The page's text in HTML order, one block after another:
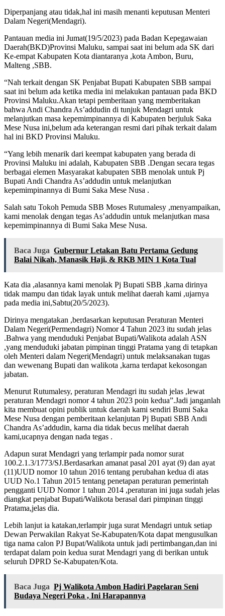
Diperpanjang atau tidak,hal ini masih menanti keputusan Menteri
Dalam Negeri(Mendagri).
Pantauan media ini Jumat(19/5/2023) pada Badan Kepegawaian
Daerah(BKD)Provinsi Maluku, sampai saat ini belum ada SK dari
Ke-empat Kabupaten Kota diantaranya ,kota Ambon, Buru,
Malteng ,SBB.
“Nah terkait dengan SK Penjabat Bupati Kabupaten SBB sampai
saat ini belum ada ketika media ini melakukan pantauan pada BKD
Provinsi Maluku.Akan tetapi pemberitaan yang memberitakan
bahwa Andi Chandra As’addudin di tunjuk Mendagri untuk
melanjutkan masa kepemimpinannya di Kabupaten berjuluk Saka
Mese Nusa ini,belum ada keterangan resmi dari pihak terkait dalam
hal ini BKD Provinsi Maluku.
“Yang lebih menarik dari keempat kabupaten yang berada di
Provinsi Maluku ini adalah, Kabupaten SBB .Dengan secara tegas
berbagai elemen Masyarakat kabupaten SBB menolak untuk Pj
Bupati Andi Chandra As’addudin untuk melanjutkan
kepemimpinannya di Bumi Saka Mese Nusa .
Salah satu Tokoh Pemuda SBB Moses Rutumalesy ,menyampaikan,
kami menolak dengan tegas As’addudin untuk melanjutkan masa
kepemimpinannya di Bumi Saka Mese Nusa.
Baca Juga Gubernur Letakan Batu Pertama Gedung
Balai Nikah, Manasik Haji, & RKB MIN 1 Kota Tual
Kata dia ,alasannya kami menolak Pj Bupati SBB ,karna dirinya
tidak mampu dan tidak layak untuk melihat daerah kami ,ujarnya
pada media ini,Sabtu(20/5/2023).
Dirinya mengatakan ,berdasarkan keputusan Peraturan Menteri
Dalam Negeri(Permendagri) Nomor 4 Tahun 2023 itu sudah jelas
.Bahwa yang menduduki Penjabat Bupati/Walikota adalah ASN
,yang menduduki jabatan pimpinan tinggi Pratama yang di tetapkan
oleh Menteri dalam Negeri(Mendagri) untuk melaksanakan tugas
dan wewenang Bupati dan walikota ,karna terdapat kekosongan
jabatan.
Menurut Rutumalesy, peraturan Mendagri itu sudah jelas ,lewat
peraturan Mendagri nomor 4 tahun 2023 poin kedua”.Jadi janganlah
kita membuat opini publik untuk daerah kami sendiri Bumi Saka
Mese Nusa dengan pemberitaan kelanjutan Pj Bupati SBB Andi
Chandra As’addudin, karna dia tidak becus melihat daerah
kami,ucapnya dengan nada tegas .
Adapun surat Mendagri yang terlampir pada nomor surat
100.2.1.3/1773/SJ.Berdasarkan amanat pasal 201 ayat (9) dan ayat
(11)UUD nomor 10 tahun 2016 tentang perubahan kedua di atas
UUD No.1 Tahun 2015 tentang penetapan peraturan pemerintah
pengganti UUD Nomor 1 tahun 2014 ,peraturan ini juga sudah jelas
diangkat penjabat Bupati/Walikota berasal dari pimpinan tinggi
Pratama,jelas dia.
Lebih lanjut ia katakan,terlampir juga surat Mendagri untuk setiap
Dewan Perwakilan Rakyat Se-Kabupaten/Kota dapat mengusulkan
tiga nama calon PJ Bupat/Walikota untuk jadi pertimbangan,dan ini
terdapat dalam poin kedua surat Mendagri yang di berikan untuk
seluruh DPRD Se-Kabupaten/Kota.
Baca Juga Pj Walikota Ambon Hadiri Pagelaran Seni
Budaya Negeri Poka , Ini Harapannya